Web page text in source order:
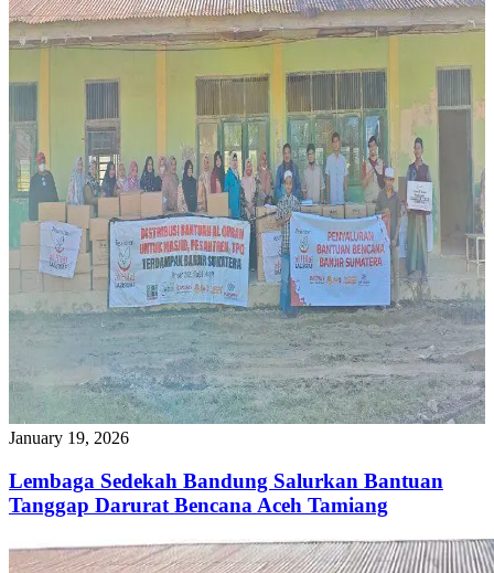
January 19, 2026
Lembaga Sedekah Bandung Salurkan Bantuan
Tanggap Darurat Bencana Aceh Tamiang